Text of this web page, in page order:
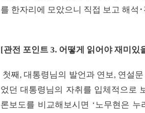
를 한자리에 모았으니 직접 보고 해석
[관전 포인트 3. 어떻게 읽어야 재미있
첫째, 대통령님의 발언과 연보, 연설
었던 대통령님의 자취를 입체적으로
론보도를 비교해보시면 ‘노무현은